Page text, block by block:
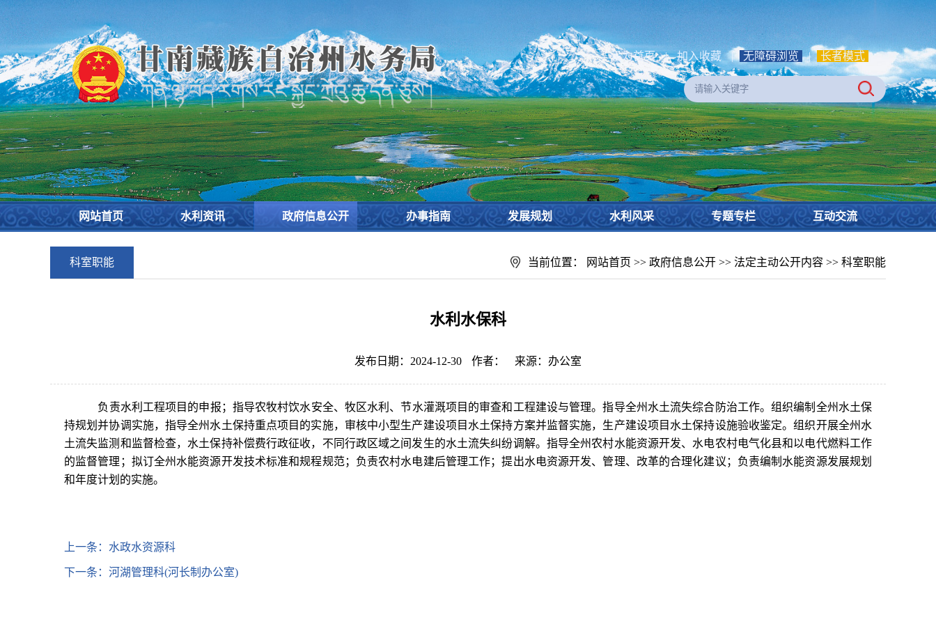
欢
迎
进
入
甘
南
藏
族
自
治
州
水
务
局,
设为首页 | 加入收藏 | 无障碍浏览 | 长者模式
网站首页 水利资讯 政府信息公开 办事指南 发展规划 水利风采 专题专栏 互动交流
科室职能 当前位置： 网站首页 >> 政府信息公开 >> 法定主动公开内容 >> 科室职能
水利水保科
发布日期：2024-12-30 作者： 来源：办公室
负责水利工程项目的申报；指导农牧村饮水安全、牧区水利、节水灌溉项目的审查和工程建设与管理。指导全州水土流失综合防治工作。组织编制全州水土保
持规划并协调实施，指导全州水土保持重点项目的实施，审核中小型生产建设项目水土保持方案并监督实施，生产建设项目水土保持设施验收鉴定。组织开展全州水
土流失监测和监督检查，水土保持补偿费行政征收，不同行政区域之间发生的水土流失纠纷调解。指导全州农村水能资源开发、水电农村电气化县和以电代燃料工作
的监督管理；拟订全州水能资源开发技术标准和规程规范；负责农村水电建后管理工作；提出水电资源开发、管理、改革的合理化建议；负责编制水能资源发展规划
和年度计划的实施。
上一条： 水政水资源科
下一条： 河湖管理科(河长制办公室)